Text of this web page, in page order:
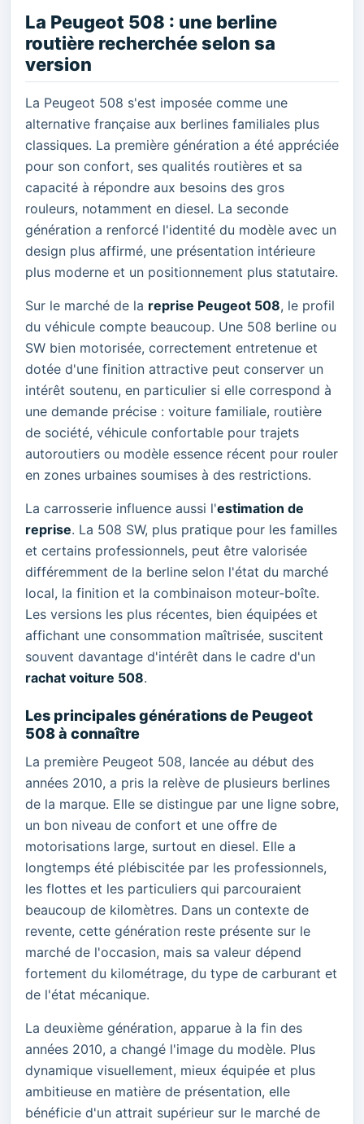
La Peugeot 508 : une berline
routière recherchée selon sa
version
La Peugeot 508 s'est imposée comme une
alternative française aux berlines familiales plus
classiques. La première génération a été appréciée
pour son confort, ses qualités routières et sa
capacité à répondre aux besoins des gros
rouleurs, notamment en diesel. La seconde
génération a renforcé l'identité du modèle avec un
design plus affirmé, une présentation intérieure
plus moderne et un positionnement plus statutaire.
Sur le marché de la reprise Peugeot 508, le profil
du véhicule compte beaucoup. Une 508 berline ou
SW bien motorisée, correctement entretenue et
dotée d'une finition attractive peut conserver un
intérêt soutenu, en particulier si elle correspond à
une demande précise : voiture familiale, routière
de société, véhicule confortable pour trajets
autoroutiers ou modèle essence récent pour rouler
en zones urbaines soumises à des restrictions.
La carrosserie influence aussi l'estimation de
reprise. La 508 SW, plus pratique pour les familles
et certains professionnels, peut être valorisée
différemment de la berline selon l'état du marché
local, la finition et la combinaison moteur-boîte.
Les versions les plus récentes, bien équipées et
affichant une consommation maîtrisée, suscitent
souvent davantage d'intérêt dans le cadre d'un
rachat voiture 508.
Les principales générations de Peugeot
508 à connaître
La première Peugeot 508, lancée au début des
années 2010, a pris la relève de plusieurs berlines
de la marque. Elle se distingue par une ligne sobre,
un bon niveau de confort et une offre de
motorisations large, surtout en diesel. Elle a
longtemps été plébiscitée par les professionnels,
les flottes et les particuliers qui parcouraient
beaucoup de kilomètres. Dans un contexte de
revente, cette génération reste présente sur le
marché de l'occasion, mais sa valeur dépend
fortement du kilométrage, du type de carburant et
de l'état mécanique.
La deuxième génération, apparue à la fin des
années 2010, a changé l'image du modèle. Plus
dynamique visuellement, mieux équipée et plus
ambitieuse en matière de présentation, elle
bénéficie d'un attrait supérieur sur le marché de